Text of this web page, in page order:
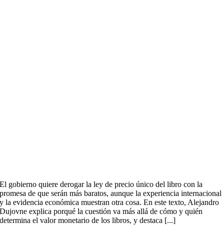
El gobierno quiere derogar la ley de precio único del libro con la
promesa de que serán más baratos, aunque la experiencia internacional
y la evidencia económica muestran otra cosa. En este texto, Alejandro
Dujovne explica porqué la cuestión va más allá de cómo y quién
determina el valor monetario de los libros, y destaca [...]